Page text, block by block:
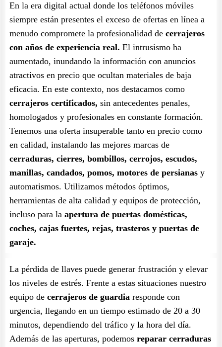
En la era digital actual donde los teléfonos móviles
siempre están presentes el exceso de ofertas en línea a
menudo compromete la profesionalidad de cerrajeros
con años de experiencia real. El intrusismo ha
aumentado, inundando la información con anuncios
atractivos en precio que ocultan materiales de baja
eficacia. En este contexto, nos destacamos como
cerrajeros certificados, sin antecedentes penales,
homologados y profesionales en constante formación.
Tenemos una oferta insuperable tanto en precio como
en calidad, instalando las mejores marcas de
cerraduras, cierres, bombillos, cerrojos, escudos,
manillas, candados, pomos, motores de persianas y
automatismos. Utilizamos métodos óptimos,
herramientas de alta calidad y equipos de protección,
incluso para la apertura de puertas domésticas,
coches, cajas fuertes, rejas, trasteros y puertas de
garaje.
La pérdida de llaves puede generar frustración y elevar
los niveles de estrés. Frente a estas situaciones nuestro
equipo de cerrajeros de guardia responde con
urgencia, llegando en un tiempo estimado de 20 a 30
minutos, dependiendo del tráfico y la hora del día.
Además de las aperturas, podemos reparar cerraduras